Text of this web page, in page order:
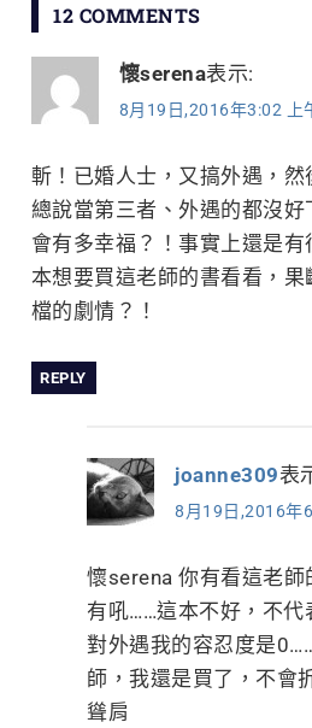
導
覽
12 COMMENTS
懷serena表示:
8月19日,2016年3:02 上
斬！已婚人士，又搞外遇，然
總說當第三者、外遇的都沒好
會有多幸福？！事實上還是有
本想要買這老師的書看看，
檔的劇情？！
REPLY
joanne309表
8月19日,2016年
懷serena 你有看這老
有吼……這本不好，不代
對外遇我的容忍度是
師，我還是買了，不會
聳肩